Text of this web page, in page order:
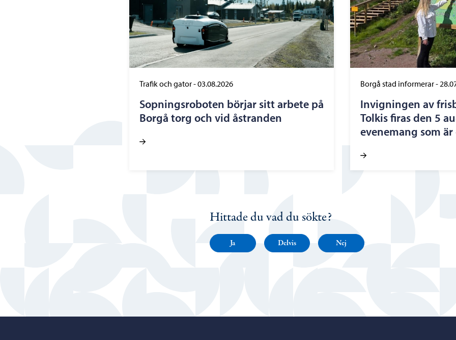
Trafik och gator-03.08.2026
Sopningsroboten börjar sitt arbete på
Borgå torg och vid åstranden
Borgå stad informerar-
Invigningen av
Tolkis firas den 5
evenemang som
Hittade du vad du sökte?
Ja Delvis Nej